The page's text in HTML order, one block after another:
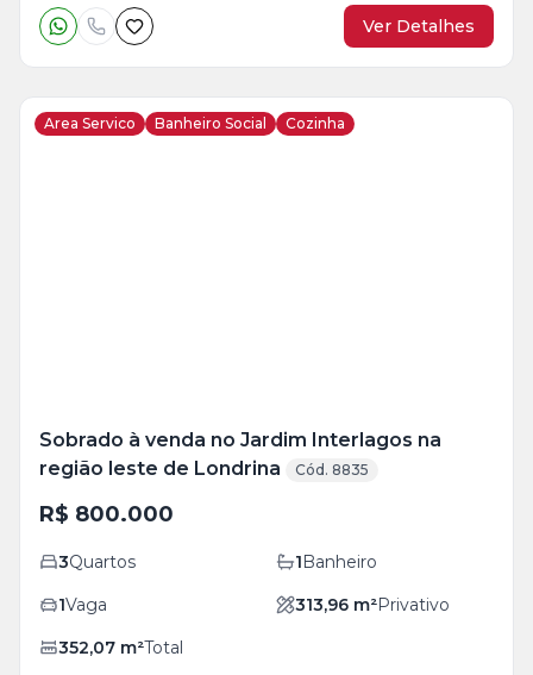
Ver Detalhes
Area Servico Banheiro Social Cozinha
Sobrado à venda no Jardim Interlagos na
região leste de Londrina
Cód. 8835
R$ 800.000
3Quartos 1Banheiro
1Vaga 313,96 m²Privativo
352,07 m²Total